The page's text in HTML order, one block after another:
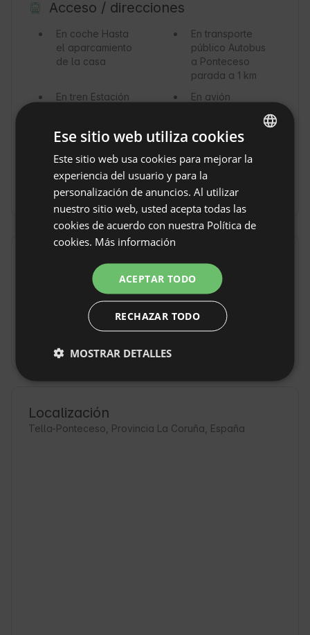
Acceso / direcciones
En coche Hasta
el aparcamiento
de la casa
En transporte
público Autobus
a Ponteceso
parada a 1 km
En tren Estación
En avión
Coruña 50 km o
Aeropuerto de
Santiago a 70
km
Reglas de la propiedad
Hora de llegada: Desde 17:00
Hora de salida: Hasta 12:00
Cancelación gratuita de la reserva: hasta 7 días
antes de llegar
Localización
Tella-Ponteceso, Provincia La Coruña, España
ENGLISH
POLISH
GERMAN
Ese sitio web utiliza cookies
Este sitio web usa cookies para mejorar la
experiencia del usuario y para la
personalización de anuncios. Al utilizar
nuestro sitio web, usted acepta todas las
cookies de acuerdo con nuestra Política de
cookies. Más información
ACEPTAR TODO
RECHAZAR TODO
MOSTRAR DETALLES